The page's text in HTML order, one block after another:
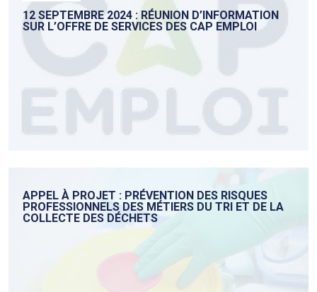
12 SEPTEMBRE 2024 : RÉUNION D’INFORMATION
SUR L’OFFRE DE SERVICES DES CAP EMPLOI
APPEL À PROJET : PRÉVENTION DES RISQUES
PROFESSIONNELS DES MÉTIERS DU TRI ET DE LA
COLLECTE DES DÉCHETS